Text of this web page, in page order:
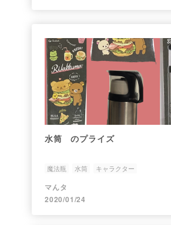
水筒 のプライズ
魔法瓶 水筒 キャラクター
マんタ
2020/01/24